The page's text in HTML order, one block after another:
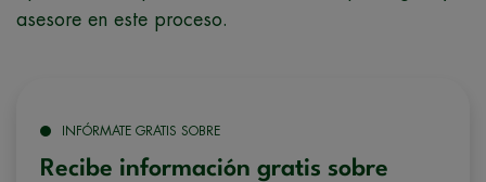
asesore en este proceso.
INFÓRMATE GRATIS SOBRE
Recibe información gratis sobre